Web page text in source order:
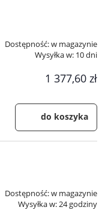
Dostępność:w magazynie
Wysyłka w: 10 dni
1 377,60 zł
do koszyka
Dostępność:w magazynie
Wysyłka w: 24 godziny